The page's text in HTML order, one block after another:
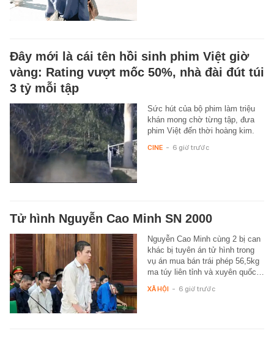
Đây mới là cái tên hồi sinh phim Việt giờ
vàng: Rating vượt mốc 50%, nhà đài đút túi
3 tỷ mỗi tập
Sức hút của bộ phim làm triệu
khán mong chờ từng tập, đưa
phim Việt đến thời hoàng kim.
CINE - 6 giờ trước
Tử hình Nguyễn Cao Minh SN 2000
Nguyễn Cao Minh cùng 2 bị can
khác bị tuyên án tử hình trong
vụ án mua bán trái phép 56,5kg
ma túy liên tỉnh và xuyên quốc…
XÃ HỘI - 6 giờ trước